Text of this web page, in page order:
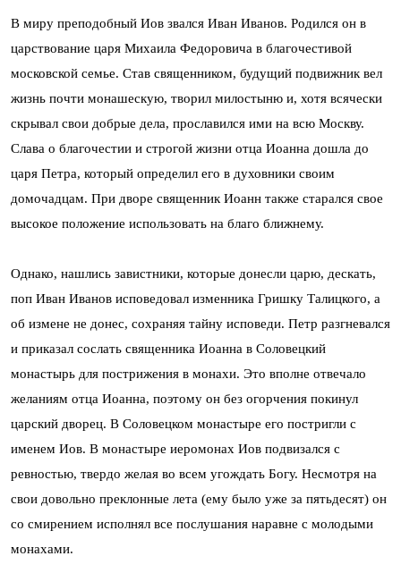
В миру преподобный Иов звался Иван Иванов. Родился он в
царствование царя Михаила Федоровича в благочестивой
московской семье. Став священником, будущий подвижник вел
жизнь почти монашескую, творил милостыню и, хотя всячески
скрывал свои добрые дела, прославился ими на всю Москву.
Слава о благочестии и строгой жизни отца Иоанна дошла до
царя Петра, который определил его в духовники своим
домочадцам. При дворе священник Иоанн также старался свое
высокое положение использовать на благо ближнему.
Однако, нашлись завистники, которые донесли царю, дескать,
поп Иван Иванов исповедовал изменника Гришку Талицкого, а
об измене не донес, сохраняя тайну исповеди. Петр разгневался
и приказал сослать священника Иоанна в Соловецкий
монастырь для пострижения в монахи. Это вполне отвечало
желаниям отца Иоанна, поэтому он без огорчения покинул
царский дворец. В Соловецком монастыре его постригли с
именем Иов. В монастыре иеромонах Иов подвизался с
ревностью, твердо желая во всем угождать Богу. Несмотря на
свои довольно преклонные лета (ему было уже за пятьдесят) он
со смирением исполнял все послушания наравне с молодыми
монахами.